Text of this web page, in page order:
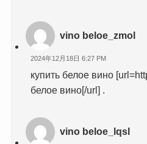
vino beloe_zmol
2024年12月18日 6:27 PM
купить белое вино
белое вино[/url] .
vino beloe_lqsl